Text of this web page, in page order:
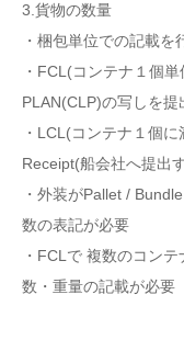
3.貨物の数量
・梱包単位での記載を
・FCL(コンテナ１個
PLAN(CLP)の写しを提
・LCL(コンテナ１個
Receipt(船会社へ提出
・外装がPallet /
数の表記が必要
・FCLで 複数のコン
数・重量の記載が必要